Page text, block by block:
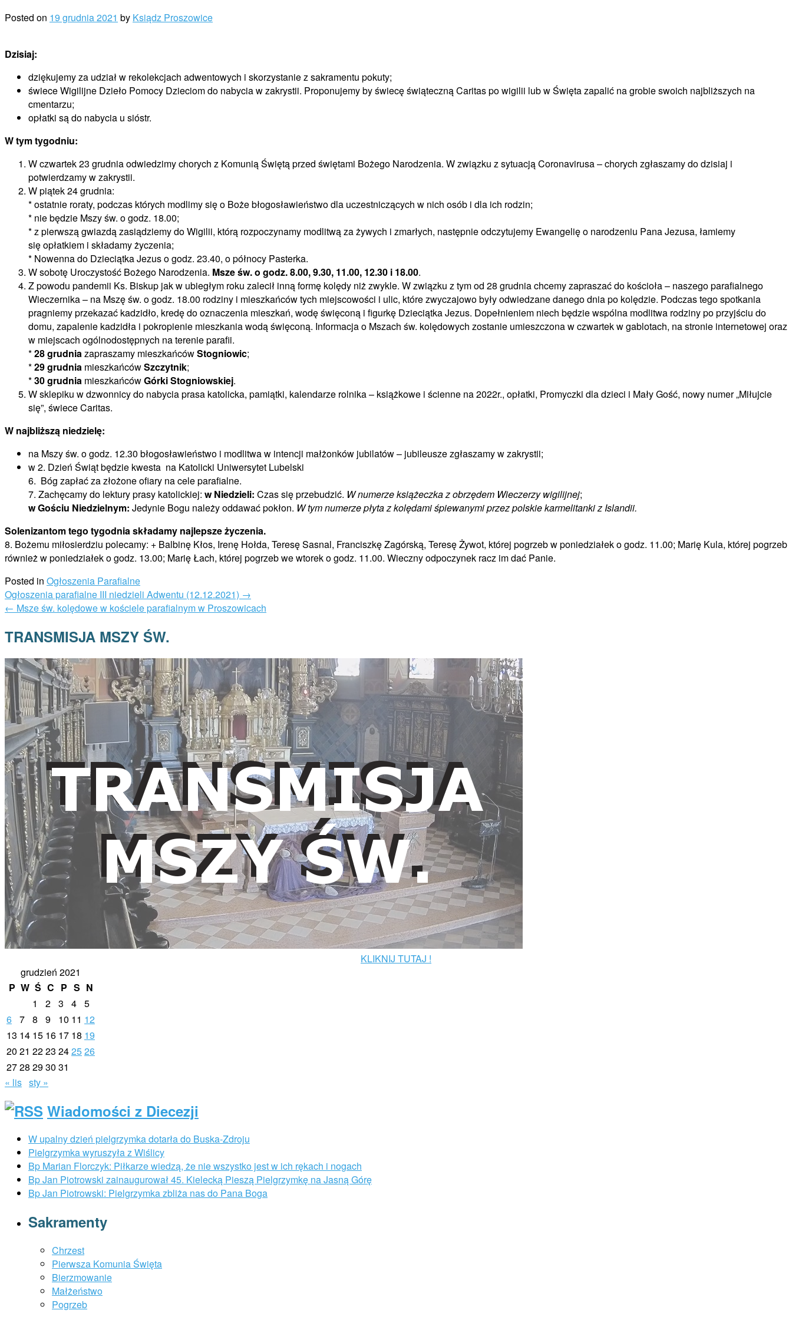
Posted on 19 grudnia 2021 by Ksiądz Proszowice
Dzisiaj:
dziękujemy za udział w rekolekcjach adwentowych i skorzystanie z sakramentu pokuty;
świece Wigilijne Dzieło Pomocy Dzieciom do nabycia w zakrystii. Proponujemy by świecę świąteczną Caritas po wigilii lub w Święta zapalić na grobie swoich najbliższych na
cmentarzu;
opłatki są do nabycia u sióstr.
W tym tygodniu:
W czwartek 23 grudnia odwiedzimy chorych z Komunią Świętą przed świętami Bożego Narodzenia. W związku z sytuacją Coronavirusa – chorych zgłaszamy do dzisiaj i
potwierdzamy w zakrystii.
W piątek 24 grudnia:
* ostatnie roraty, podczas których modlimy się o Boże błogosławieństwo dla uczestniczących w nich osób i dla ich rodzin;
* nie będzie Mszy św. o godz. 18.00;
* z pierwszą gwiazdą zasiądziemy do Wigilii, którą rozpoczynamy modlitwą za żywych i zmarłych, następnie odczytujemy Ewangelię o narodzeniu Pana Jezusa, łamiemy
się opłatkiem i składamy życzenia;
* Nowenna do Dzieciątka Jezus o godz. 23.40, o północy Pasterka.
W sobotę Uroczystość Bożego Narodzenia. Msze św. o godz.8.00, 9.30, 11.00, 12.30 i 18.00.
Z powodu pandemii Ks. Biskup jak w ubiegłym roku zalecił inną formę kolędy niż zwykle. W związku z tym od 28 grudnia chcemy zapraszać do kościoła – naszego parafialnego
Wieczernika – na Mszę św. o godz. 18.00 rodziny i mieszkańców tych miejscowości i ulic, które zwyczajowo były odwiedzane danego dnia po kolędzie. Podczas tego spotkania
pragniemy przekazać kadzidło, kredę do oznaczenia mieszkań, wodę święconą i figurkę Dzieciątka Jezus. Dopełnieniem niech będzie wspólna modlitwa rodziny po przyjściu do
domu, zapalenie kadzidła i pokropienie mieszkania wodą święconą. Informacja o Mszach św. kolędowych zostanie umieszczona w czwartek w gablotach, na stronie internetowej oraz
w miejscach ogólnodostępnych na terenie parafii.
*28 grudniazapraszamy mieszkańcówStogniowic;
*29 grudnia mieszkańcówSzczytnik;
*30 grudnia mieszkańcówGórki Stogniowskiej.
W sklepiku w dzwonnicy do nabycia prasa katolicka, pamiątki, kalendarze rolnika – książkowe i ścienne na 2022r., opłatki, Promyczki dla dzieci i Mały Gość, nowy numer „Miłujcie
się”, świece Caritas.
W najbliższą niedzielę:
na Mszy św. o godz. 12.30 błogosławieństwo i modlitwa w intencji małżonków jubilatów – jubileusze zgłaszamy w zakrystii;
w 2. Dzień Świąt będzie kwesta na Katolicki Uniwersytet Lubelski
6. Bóg zapłać za złożone ofiary na cele parafialne.
7. Zachęcamy do lektury prasy katolickiej: w Niedzieli: Czas się przebudzić. W numerze książeczka z obrzędem Wieczerzy wigilijnej;
w Gościu Niedzielnym: Jedynie Bogu należy oddawać pokłon. W tym numerze płyta z kolędami śpiewanymi przez polskie karmelitanki z Islandii.
Solenizantom tego tygodnia składamy najlepsze życzenia.
8. Bożemu miłosierdziu polecamy: + Balbinę Kłos, Irenę Hołda, Teresę Sasnal, Franciszkę Zagórską, Teresę Żywot, której pogrzeb w poniedziałek o godz. 11.00; Marię Kula, której pogrzeb
również w poniedziałek o godz. 13.00; Marię Łach, której pogrzeb we wtorek o godz. 11.00. Wieczny odpoczynek racz im dać Panie.
Posted in Ogłoszenia Parafialne
Post
navigation
Ogłoszenia parafialne III niedzieli Adwentu (12.12.2021) →
← Msze św. kolędowe w kościele parafialnym w Proszowicach
TRANSMISJA MSZY ŚW.
KLIKNIJ TUTAJ !
grudzień 2021
P W Ś C P S N
1
2 3 4 5
6 7 8 9 10 11 12
13 14 15 16 17 18 19
20 21 2223 242526
2728 2930 31
« lis sty »
Wiadomości z Diecezji
W upalny dzień pielgrzymka dotarła do Buska-Zdroju
Pielgrzymka wyruszyła z Wiślicy
Bp Marian Florczyk: Piłkarze wiedzą, że nie wszystko jest w ich rękach i nogach
Bp Jan Piotrowski zainaugurował 45. Kielecką Pieszą Pielgrzymkę na Jasną Górę
Bp Jan Piotrowski: Pielgrzymka zbliża nas do Pana Boga
Sakramenty
Chrzest
Pierwsza Komunia Święta
Bierzmowanie
Małżeństwo
Pogrzeb